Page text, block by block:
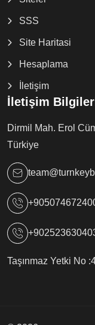
SSS
Site Haritasi
Hesaplama
İletişim
İletişim
Dirmil Mah. Erol
Türkiye
Taşınmaz Yetki No :